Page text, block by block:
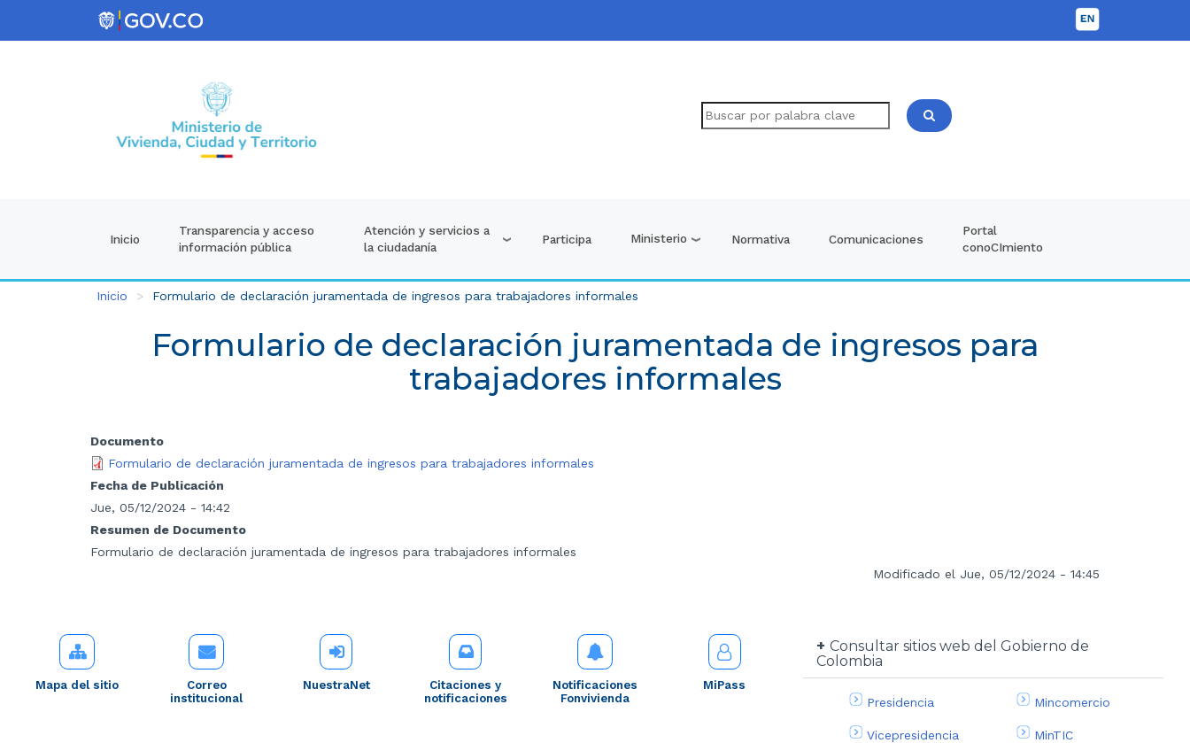
Inicio
Transparencia y acceso
información pública
Atención y servicios a
la ciudadanía
Participa Ministerio Normativa Comunicaciones
Portal
conoCImiento
Inicio Formulario de declaración juramentada de ingresos para trabajadores informales
Formulario de declaración juramentada de ingresos para
trabajadores informales
Documento
Formulario de declaración juramentada de ingresos para trabajadores informales
Fecha de Publicación
Jue, 05/12/2024 - 14:42
Resumen de Documento
Formulario de declaración juramentada de ingresos para trabajadores informales
Modificado el Jue, 05/12/2024 - 14:45
Mapa del sitio
Correo
institucional
NuestraNet
Citaciones y
notificaciones
Notificaciones
Fonvivienda
MiPass
Consultar sitios web del Gobierno de
Colombia
Presidencia
Vicepresidencia
Mincomercio
MinTIC